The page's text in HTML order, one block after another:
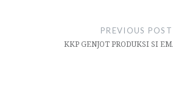
PREVIOUS POST
KKP GENJOT PRODUKSI SI